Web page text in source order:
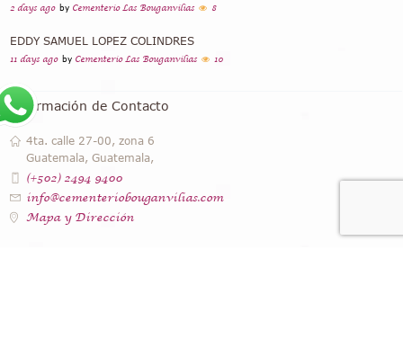
2 days ago by Cementerio Las Bouganvilias 8
EDDY SAMUEL LOPEZ COLINDRES
11 days ago by Cementerio Las Bouganvilias 10
Información de Contacto
4ta. calle 27-00, zona 6
Guatemala, Guatemala,
(+502) 2494 9400
info@cementeriobouganvilias.com
Mapa y Dirección